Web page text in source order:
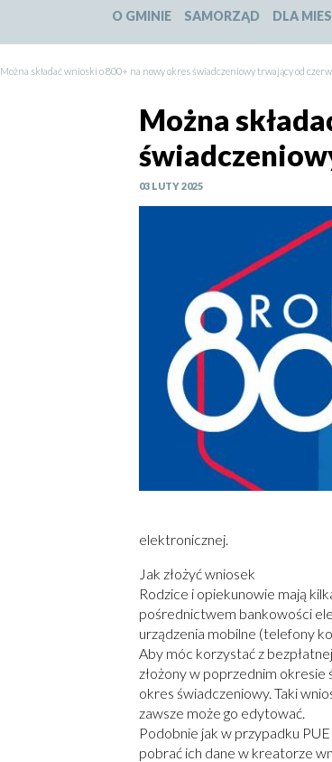
O GMINIE SAMORZĄD DLA
Można składać wnioski o 800+ na nowy okres świadczeniowy trwający od
Można
03 LUTY 2025
elektronicznej.
Jak złożyć wniosek
Rodzice i opiekunowie mają
pośrednictwem bankowości
urządzenia mobilne (telefony
Aby móc korzystać z
złożony w poprzednim okresie
okres świadczeniowy. Taki
zawsze może go edytować.
Podobnie jak w przypadku
pobrać ich dane w kreatorze